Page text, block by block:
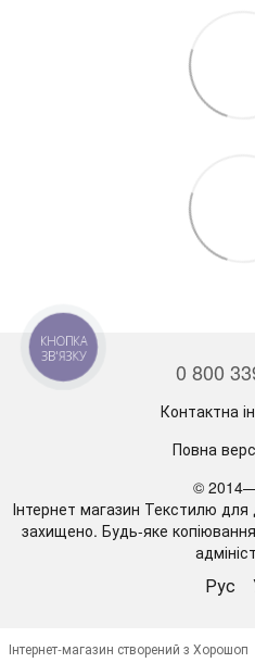
0 800
Контактна
Повна
©
Інтернет магазин Текстилю для
захищено. Будь-яке
Рус
Інтернет-магазин створений з Хорошоп
КНОПКА
ЗВ'ЯЗКУ